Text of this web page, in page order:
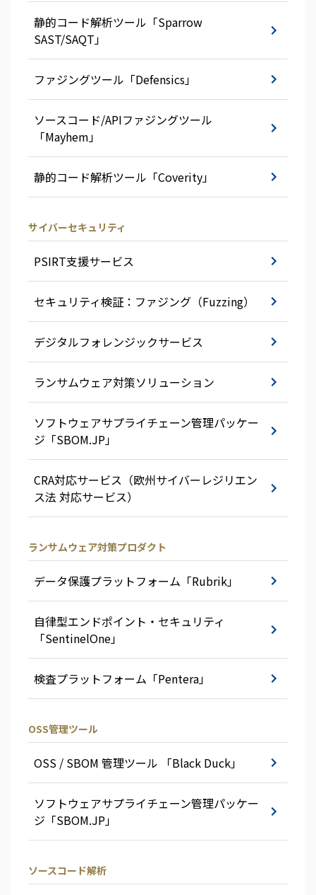
静的コード解析ツール「Sparrow
SAST/SAQT」
ファジングツール「Defensics」
ソースコード/APIファジングツール
「Mayhem」
静的コード解析ツール「Coverity」
サイバーセキュリティ
PSIRT支援サービス
セキュリティ検証：ファジング（Fuzzing）
デジタルフォレンジックサービス
ランサムウェア対策ソリューション
ソフトウェアサプライチェーン管理パッケー
ジ「SBOM.JP」
CRA対応サービス（欧州サイバーレジリエン
ス法 対応サービス）
ランサムウェア対策プロダクト
データ保護プラットフォーム「Rubrik」
自律型エンドポイント・セキュリティ
「SentinelOne」
検査プラットフォーム「Pentera」
OSS管理ツール
OSS / SBOM 管理ツール 「Black Duck」
ソフトウェアサプライチェーン管理パッケー
ジ「SBOM.JP」
ソースコード解析